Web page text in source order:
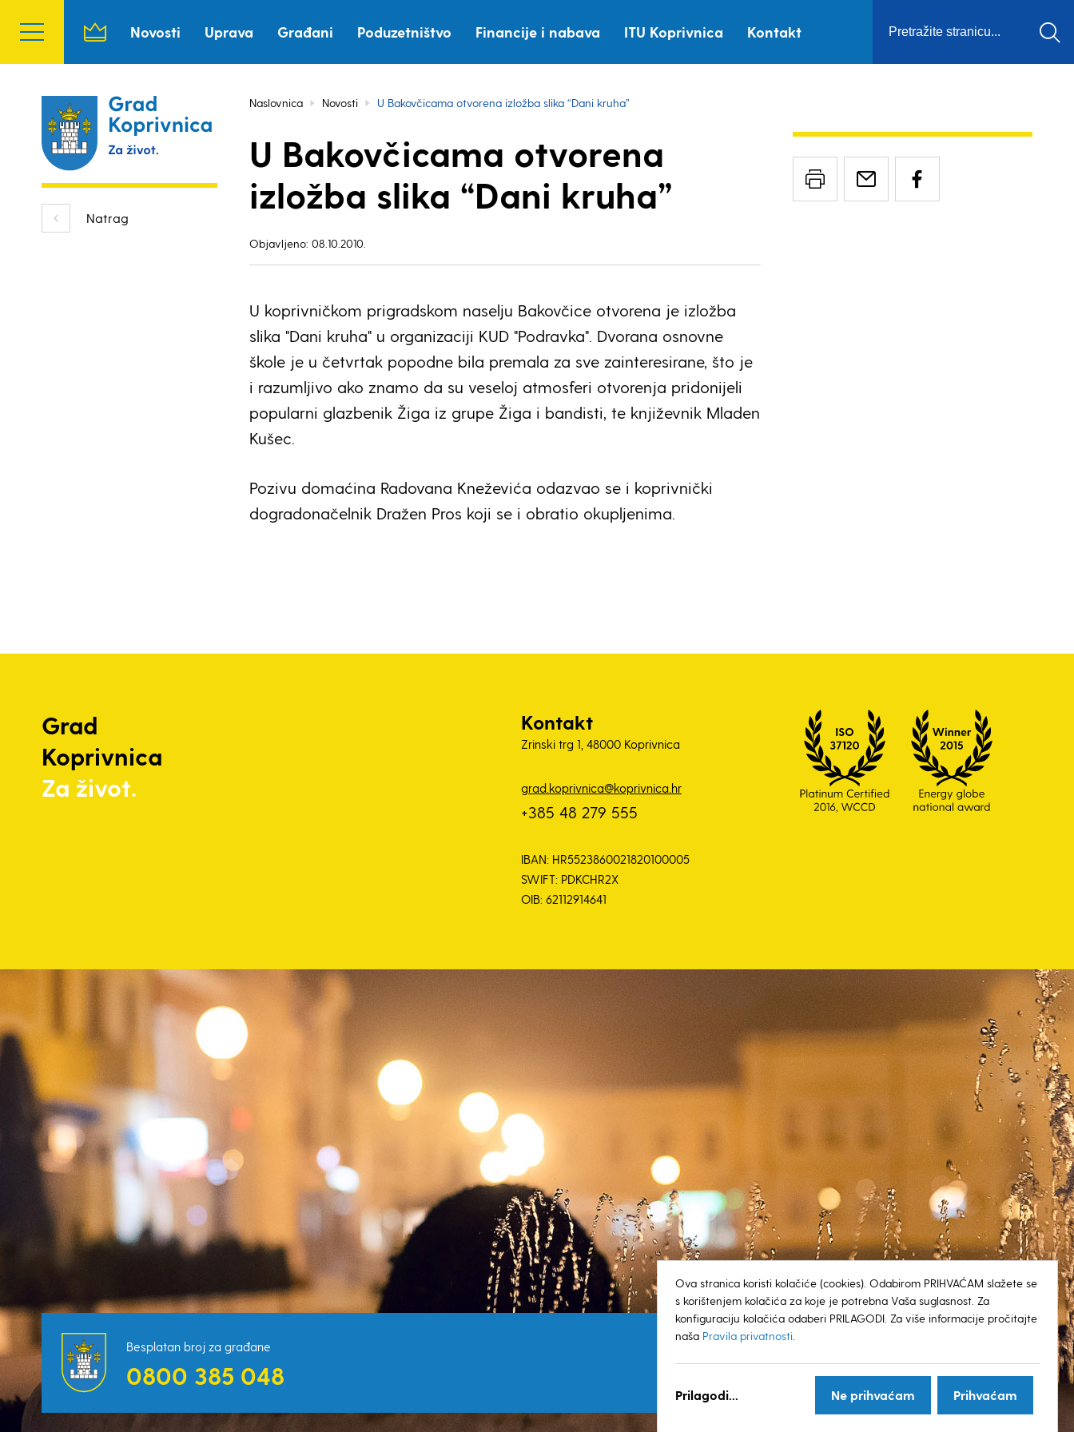
Novosti Uprava Građani Poduzetništvo Financije i nabava ITU Koprivnica Kontakt
Natrag
Naslovnica Novosti U Bakovčicama otvorena izložba slika “Dani kruha”
U Bakovčicama otvorena
izložba slika “Dani kruha”
Objavljeno: 08.10.2010.
U koprivničkom prigradskom naselju Bakovčice otvorena je izložba
slika "Dani kruha" u organizaciji KUD "Podravka". Dvorana osnovne
škole je u četvrtak popodne bila premala za sve zainteresirane, što je
i razumljivo ako znamo da su veseloj atmosferi otvorenja pridonijeli
popularni glazbenik Žiga iz grupe Žiga i bandisti, te književnik Mladen
Kušec.
Pozivu domaćina Radovana Kneževića odazvao se i koprivnički
dogradonačelnik Dražen Pros koji se i obratio okupljenima.
Grad
Koprivnica
Za život.
Kontakt
Zrinski trg 1, 48000 Koprivnica
grad.koprivnica@koprivnica.hr
+385 48 279 555
IBAN: HR5523860021820100005
SWIFT: PDKCHR2X
OIB: 62112914641
Besplatan broj za građane
0800 385 048 © GRAD KOPRIVNICA
Ova stranica koristi kolačiće (cookies). Odabirom PRIHVAĆAM slažete se
s korištenjem kolačića za koje je potrebna Vaša suglasnost. Za
konfiguraciju kolačića odaberi PRILAGODI. Za više informacije pročitajte
naša Pravila privatnosti
Prilagodi... Ne prihvaćam Prihvaćam